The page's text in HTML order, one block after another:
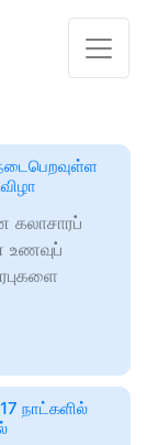
உணவுப்
நாட்களில்